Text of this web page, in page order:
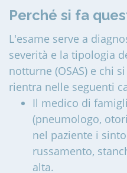
Perché si fa
L'esame serve a
severità e la tipologia
notturne (OSAS) e chi
rientra nelle seguenti
Il medico di
(pneumologo,
nel paziente i
russamento,
alta.